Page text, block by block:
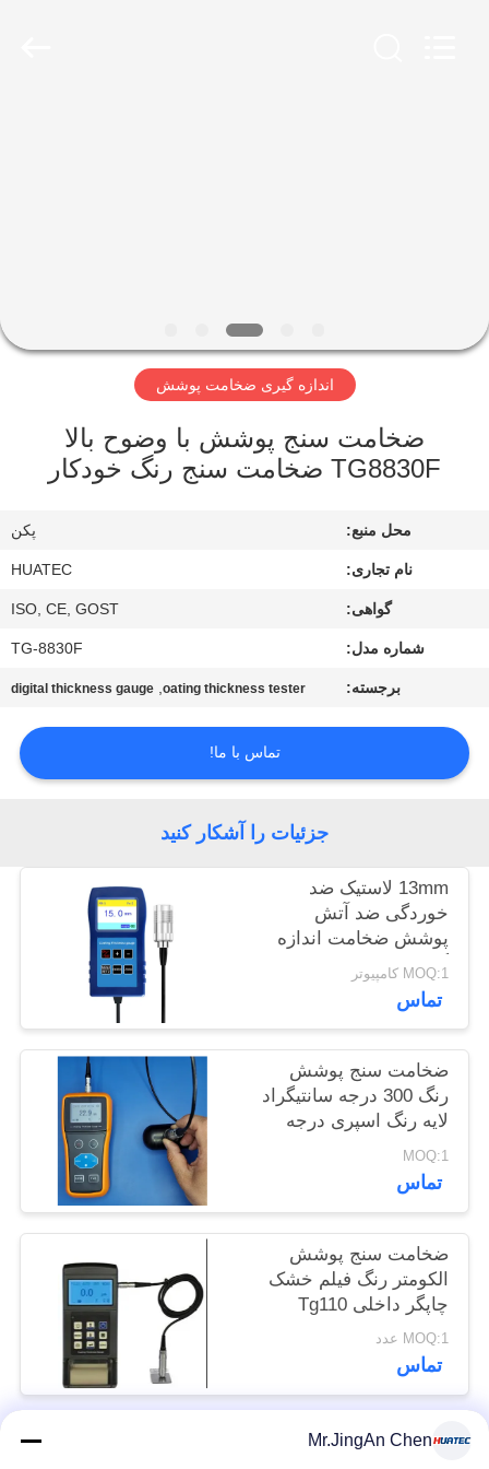
تور
کنترل
تماس
درخواست
نقشه
سایت
PRIVACY
POLICY
اندازه گیری ضخامت پوشش
ضخامت سنج پوشش با وضوح بالا
TG8830F ضخامت سنج رنگ خودکار
محل منبع: پکن
نام تجاری: HUATEC
گواهی: ISO, CE, GOST
شماره مدل: TG-8830F
برجسته: oating thickness tester
,
digital thickness gauge
تماس با ما!
جزئیات را آشکار کنید
13mm لاستیک ضد
خوردگی ضد آتش
پوشش ضخامت اندازه
گیری TG-6008
MOQ:1 کامپیوتر
تماس
ضخامت سنج پوشش
رنگ 300 درجه سانتیگراد
لایه رنگ اسپری درجه
حرارت بالا
MOQ:1
تماس
ضخامت سنج پوشش
الکومتر رنگ فیلم خشک
چاپگر داخلی Tg110
MOQ:1 عدد
تماس
دسته بندی های محبوب
Mr.JingAn Chen